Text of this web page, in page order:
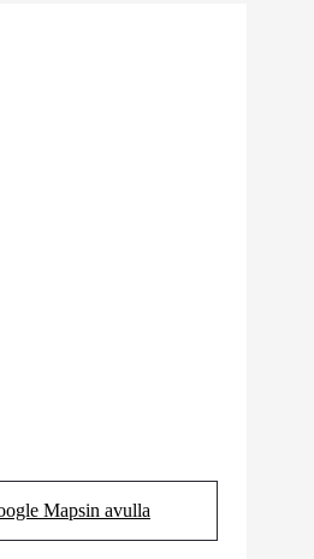
Mapsin avulla
(Aukeaa uudessa välilehdessä)